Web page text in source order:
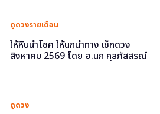
ดูดวงรายเดือน
ให้หินนำโชค ให้นกนำทาง เช็กดวง
สิงหาคม 2569 โดย อ.นก กุลภัสสรณ์
ดูดวง